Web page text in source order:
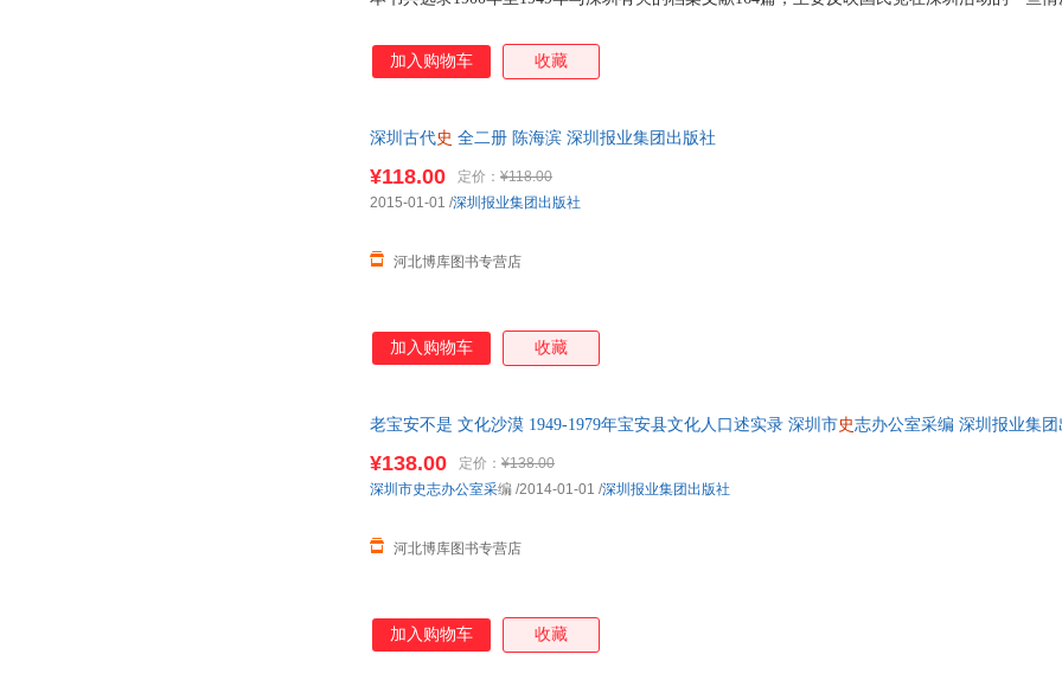
食品
加入购物车 收藏
深圳古代史 全二册 陈海滨 深圳报业集团出版社
¥118.00 定价： ¥118.00
河北博库图书专营店
2015-01-01 /深圳报业集团出版社
加入购物车 收藏
老宝安不是 文化沙漠 1949-1979年宝安县文化人口述实录 深圳市史志办公室采编 深圳报业集
¥138.00 定价： ¥138.00
河北博库图书专营店
深圳市史志办公室采编 /2014-01-01 /深圳报业集团出版社
加入购物车 收藏